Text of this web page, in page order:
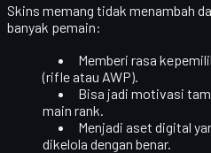
Skins memang tidak menambah
banyak pemain:
Memberi rasa
(rifle atau AWP).
Bisa jadi motivasi
main rank.
Menjadi aset digital
dikelola dengan benar.